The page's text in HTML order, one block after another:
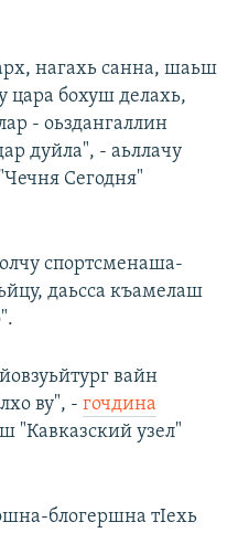
нагахь санна, шаьш
бохуш делахь,
- оьздангаллин
дуйла", - аьллачу
Сегодня"
спортсменаша-
даьсса къамелаш
вайн
ву", - гочдина
"Кавказский узел"
блогершна тIехь